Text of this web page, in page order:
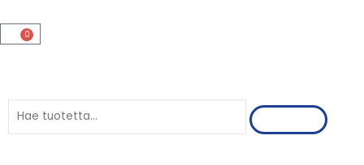
sisältöön
0
Cart
Search